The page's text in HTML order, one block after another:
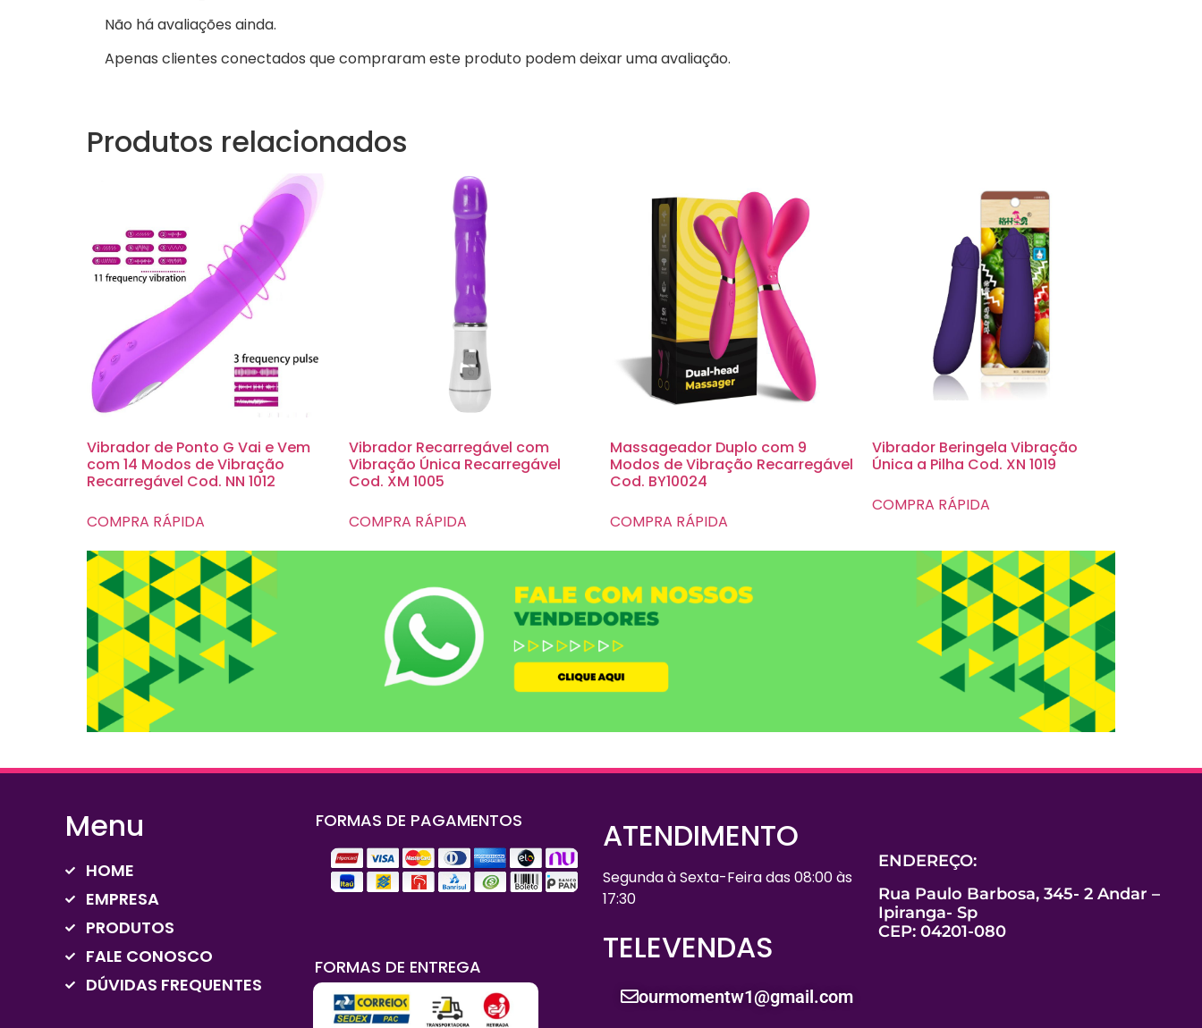
Não há avaliações ainda.
Apenas clientes conectados que compraram este produto podem deixar uma avaliação.
Produtos relacionados
Vibrador de Ponto G Vai e Vem
com 14 Modos de Vibração
Recarregável Cod. NN 1012
COMPRA RÁPIDA
Vibrador Recarregável com
Vibração Única Recarregável
Cod. XM 1005
COMPRA RÁPIDA
Massageador Duplo com 9
Modos de Vibração Recarregável
Cod. BY10024
COMPRA RÁPIDA
Vibrador Beringela Vibração
Única a Pilha Cod. XN 1019
COMPRA RÁPIDA
Menu
HOME
EMPRESA
PRODUTOS
FALE CONOSCO
DÚVIDAS FREQUENTES
FORMAS DE PAGAMENTOS
FORMAS DE ENTREGA
ATENDIMENTO
Segunda à Sexta-Feira das 08:00 às
17:30
TELEVENDAS
ourmomentw1@gmail.com
ENDEREÇO:
Rua Paulo Barbosa, 345- 2 Andar –
Ipiranga- Sp
CEP: 04201-080